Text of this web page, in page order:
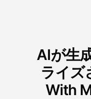
AIが生
ライズ
With